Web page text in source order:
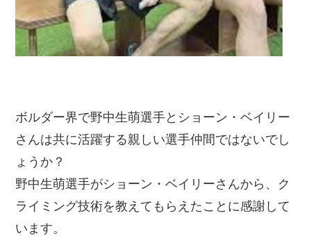
ボルダー界で野中生萌選手とショーン・ベイリー
さんは共に活躍する親しい選手仲間ではないでし
ょうか？
野中生萌選手がショーン・ベイリーさんから、ク
ライミング技術を教えてもらえたことに感謝して
います。